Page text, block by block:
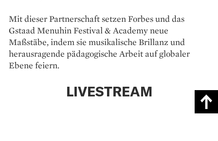
Mit dieser Partnerschaft setzen Forbes und das
Gstaad Menuhin Festival & Academy neue
Maßstäbe, indem sie musikalische Brillanz und
herausragende pädagogische Arbeit auf globaler
Ebene feiern.
LIVESTREAM